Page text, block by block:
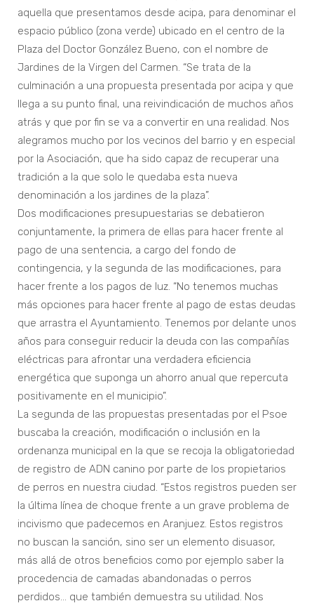
aquella que presentamos desde acipa, para denominar el
espacio público (zona verde) ubicado en el centro de la
Plaza del Doctor González Bueno, con el nombre de
Jardines de la Virgen del Carmen. “Se trata de la
culminación a una propuesta presentada por acipa y que
llega a su punto final, una reivindicación de muchos años
atrás y que por fin se va a convertir en una realidad. Nos
alegramos mucho por los vecinos del barrio y en especial
por la Asociación, que ha sido capaz de recuperar una
tradición a la que solo le quedaba esta nueva
denominación a los jardines de la plaza”.
Dos modificaciones presupuestarias se debatieron
conjuntamente, la primera de ellas para hacer frente al
pago de una sentencia, a cargo del fondo de
contingencia, y la segunda de las modificaciones, para
hacer frente a los pagos de luz. “No tenemos muchas
más opciones para hacer frente al pago de estas deudas
que arrastra el Ayuntamiento. Tenemos por delante unos
años para conseguir reducir la deuda con las compañías
eléctricas para afrontar una verdadera eficiencia
energética que suponga un ahorro anual que repercuta
positivamente en el municipio”.
La segunda de las propuestas presentadas por el Psoe
buscaba la creación, modificación o inclusión en la
ordenanza municipal en la que se recoja la obligatoriedad
de registro de ADN canino por parte de los propietarios
de perros en nuestra ciudad. “Estos registros pueden ser
la última línea de choque frente a un grave problema de
incivismo que padecemos en Aranjuez. Estos registros
no buscan la sanción, sino ser un elemento disuasor,
más allá de otros beneficios como por ejemplo saber la
procedencia de camadas abandonadas o perros
perdidos… que también demuestra su utilidad. Nos